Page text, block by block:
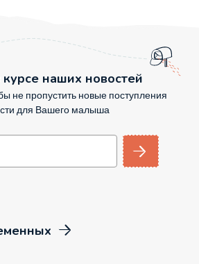
наших новостей
не пропустить новые поступления
для Вашего малыша